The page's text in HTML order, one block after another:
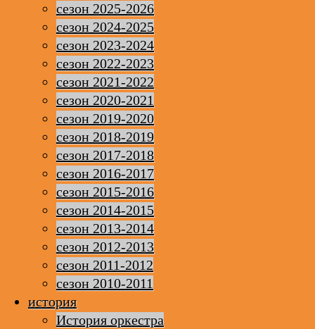
сезон 2025-2026
сезон 2024-2025
сезон 2023-2024
сезон 2022-2023
сезон 2021-2022
сезон 2020-2021
сезон 2019-2020
сезон 2018-2019
сезон 2017-2018
сезон 2016-2017
сезон 2015-2016
сезон 2014-2015
сезон 2013-2014
сезон 2012-2013
сезон 2011-2012
сезон 2010-2011
история
История оркестра